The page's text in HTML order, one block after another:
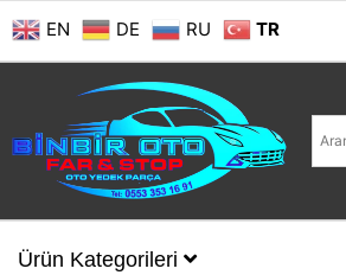
EN DE RU TR
Ürün Kategorileri